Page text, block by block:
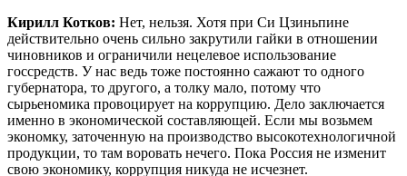
Кирилл Котков: Нет, нельзя. Хотя при Си Цзиньпине
действительно очень сильно закрутили гайки в отношении
чиновников и ограничили нецелевое использование
госсредств. У нас ведь тоже постоянно сажают то одного
губернатора, то другого, а толку мало, потому что
сырьеномика провоцирует на коррупцию. Дело заключается
именно в экономической составляющей. Если мы возьмем
экономку, заточенную на производство высокотехнологичной
продукции, то там воровать нечего. Пока Россия не изменит
свою экономику, коррупция никуда не исчезнет.